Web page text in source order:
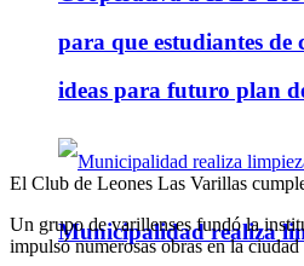
para que estudiantes de
ideas para futuro plan
Municipalidad realiza
El Club de Leones Las Varillas
Un grupo de varillenses fundó la
impulsó numerosas obras en la ciudad